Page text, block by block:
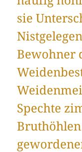
sie
Bewohner
Spechte